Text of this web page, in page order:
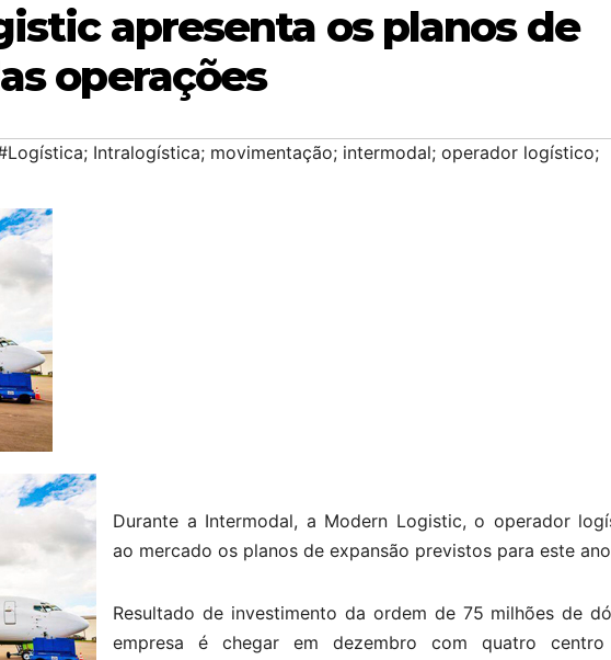
apresenta os planos de
operações
Intralogística; movimentação; intermodal; operador logístico;
Durante a Intermodal, a Modern Logistic, o operador
ao mercado os planos de expansão previstos para este
Resultado de investimento da ordem de 75 milhões de
empresa é chegar em dezembro com quatro